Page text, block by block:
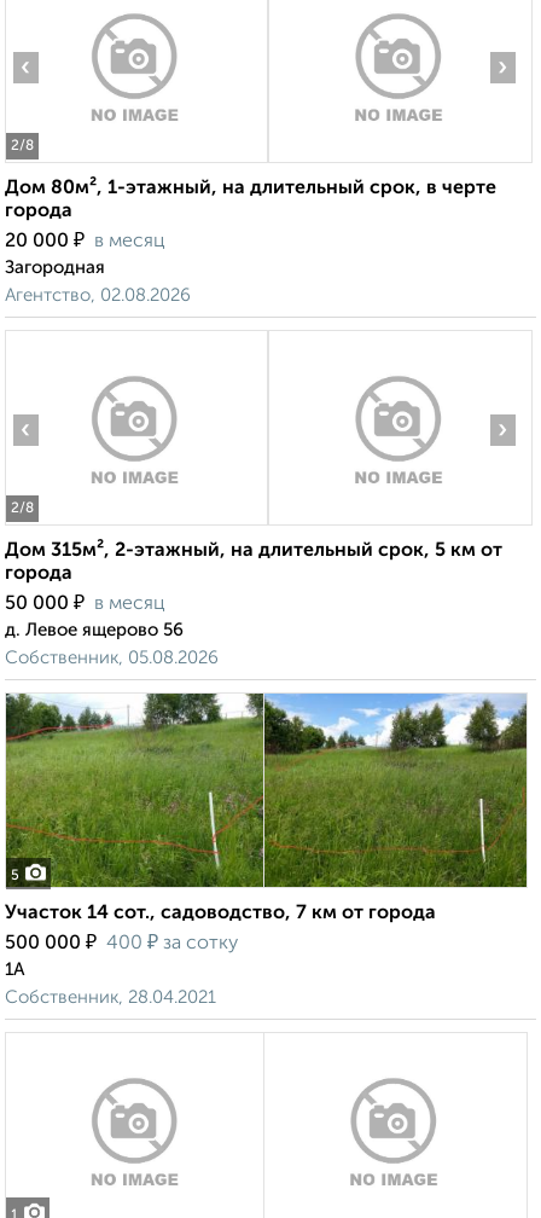
2/8
‹ ›
Дом 80м², 1-этажный, на длительный срок, в черте
города
20 000 ₽ в месяц
Загородная
Агентство, 02.08.2026
2/8
‹ ›
Дом 315м², 2-этажный, на длительный срок, 5 км от
города
50 000 ₽ в месяц
д. Левое ящерово 56
Собственник, 05.08.2026
5
Участок 14 сот., садоводство, 7 км от города
500 000 ₽ 400 ₽ за сотку
1А
Собственник, 28.04.2021